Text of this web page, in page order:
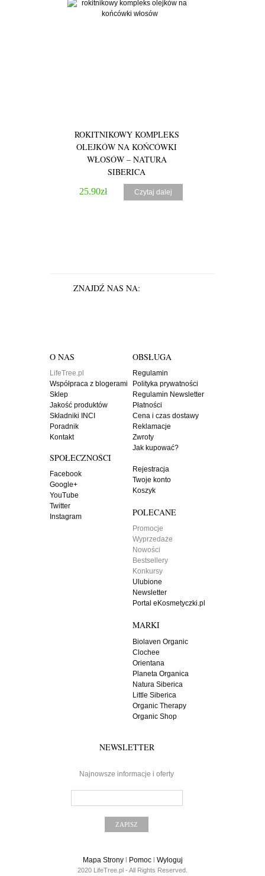
ROKITNIKOWY KOMPLEKS
OLEJKÓW NA KOŃCÓWKI
WŁOSÓW – NATURA
SIBERICA
25.90zł Czytaj dalej
ZNAJDŹ NAS NA:
O NAS
LifeTree.pl
Współpraca z blogerami
Sklep
Jakość produktów
Składniki INCI
Poradnik
Kontakt
SPOŁECZNOŚCI
Facebook
Google+
YouTube
Twitter
Instagram
OBSŁUGA
Regulamin
Polityka prywatności
Regulamin Newsletter
Płatności
Cena i czas dostawy
Reklamacje
Zwroty
Jak kupować?
Rejestracja
Twoje konto
Koszyk
POLECANE
Promocje
Wyprzedaże
Nowości
Bestsellery
Konkursy
Ulubione
Newsletter
Portal eKosmetyczki.pl
MARKI
Biolaven Organic
Clochee
Orientana
Planeta Organica
Natura Siberica
Little Siberica
Organic Therapy
Organic Shop
NEWSLETTER
Najnowsze informacje i oferty
Mapa Stronyl Pomocl Wyloguj
2020 LifeTree.pl - All Rights Reserved.